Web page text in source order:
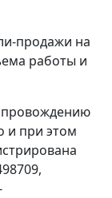
продажи на
работы и
и при этом